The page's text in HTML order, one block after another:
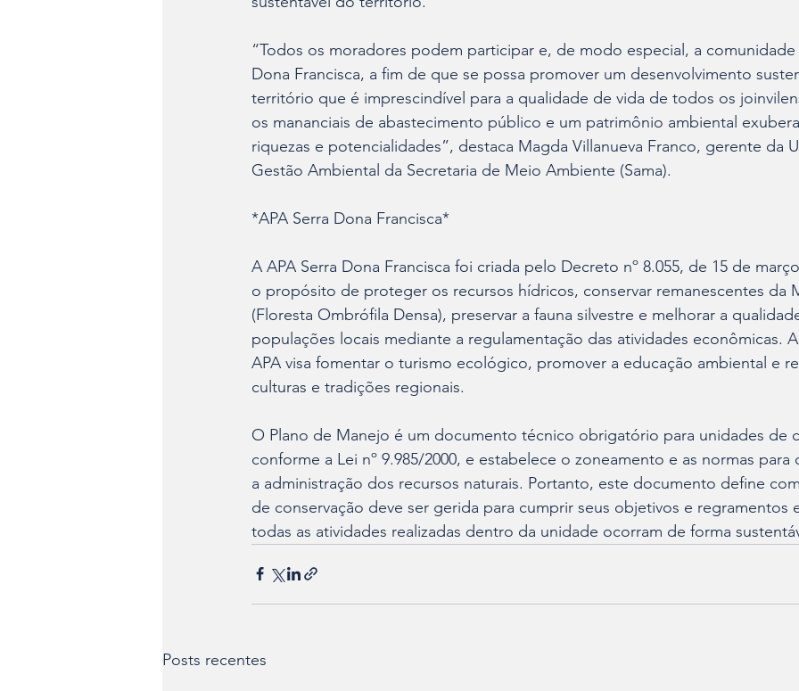
“Todos os moradores podem participar e, de modo especial, a comunidade
Dona Francisca, a fim de que se possa promover um desenvolvimento
território que é imprescindível para a qualidade de vida de todos os
os mananciais de abastecimento público e um patrimônio ambiental
riquezas e potencialidades”, destaca Magda Villanueva Franco, gerente da
Gestão Ambiental da Secretaria de Meio Ambiente (Sama).
*APA Serra Dona Francisca*
A APA Serra Dona Francisca foi criada pelo Decreto nº 8.055, de 15 de
o propósito de proteger os recursos hídricos, conservar remanescentes da
(Floresta Ombrófila Densa), preservar a fauna silvestre e melhorar a
populações locais mediante a regulamentação das atividades econômicas.
APA visa fomentar o turismo ecológico, promover a educação ambiental e
culturas e tradições regionais.
O Plano de Manejo é um documento técnico obrigatório para unidades de
conforme a Lei nº 9.985/2000, e estabelece o zoneamento e as normas para
a administração dos recursos naturais. Portanto, este documento define
de conservação deve ser gerida para cumprir seus objetivos e regramentos
todas as atividades realizadas dentro da unidade ocorram de forma
Posts recentes